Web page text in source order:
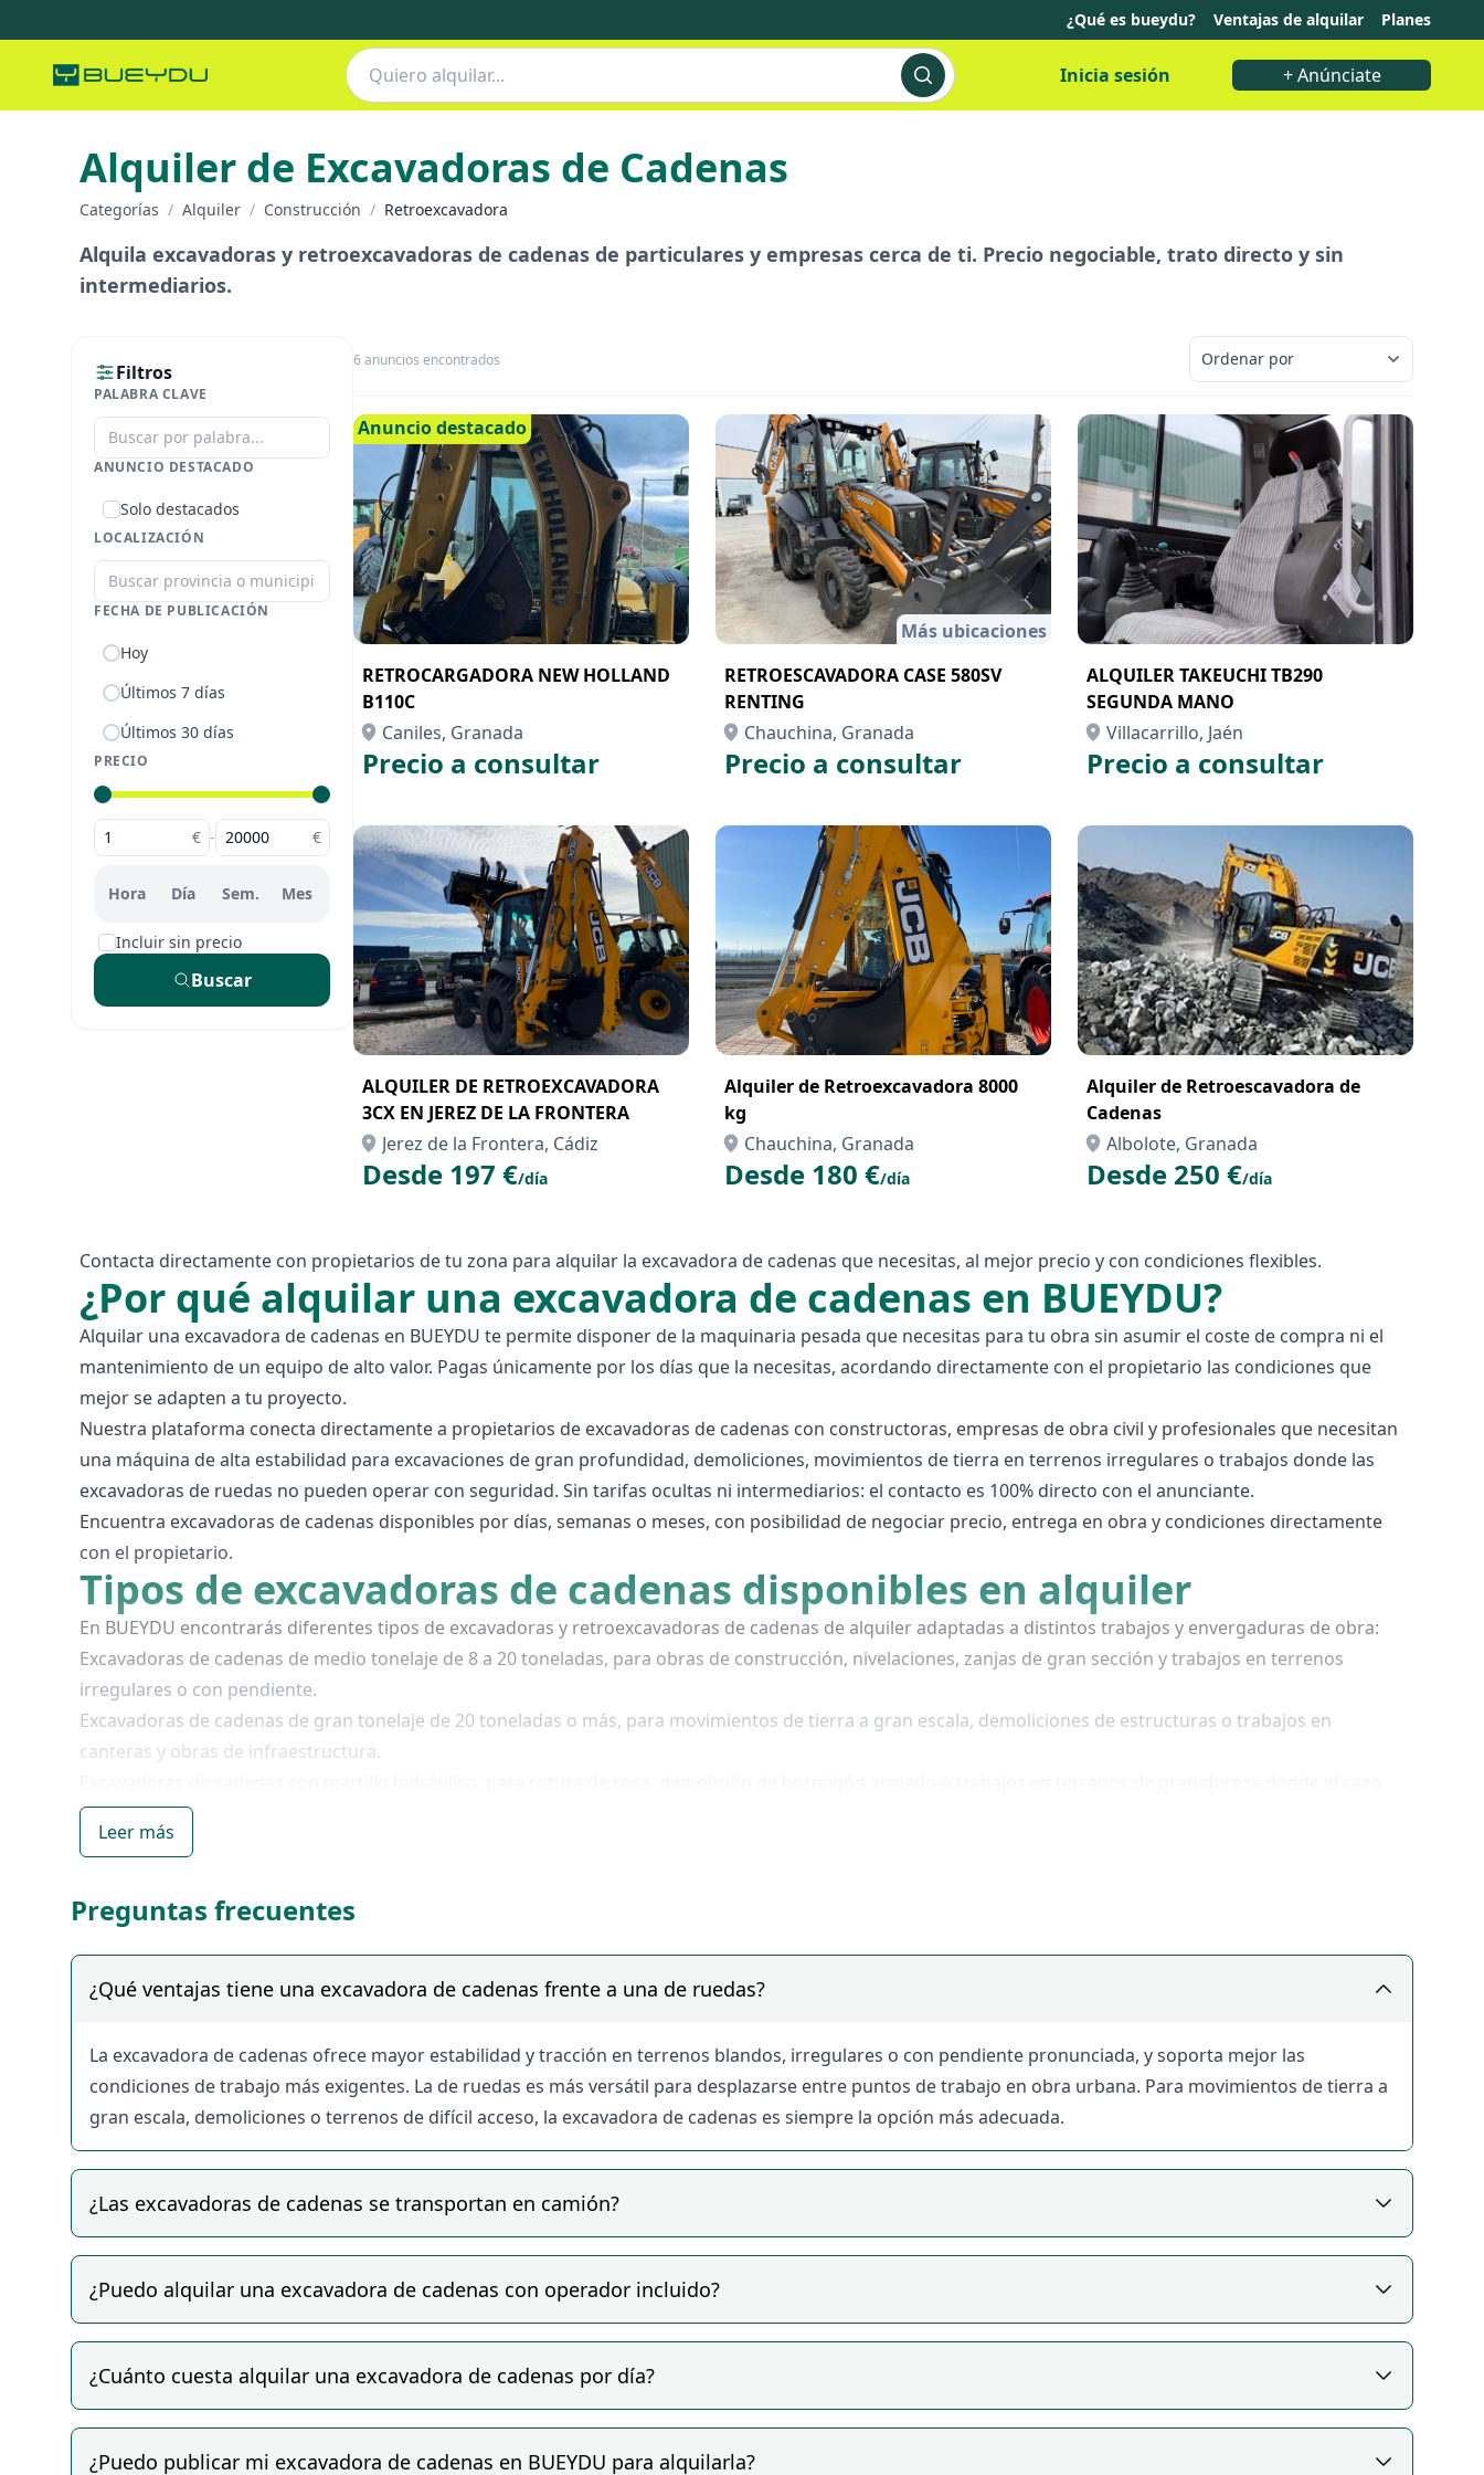
¿Qué es bueydu? Ventajas de alquilar Planes
Inicia sesión + Anúnciate
Alquiler de Excavadoras de Cadenas
Categorías / Alquiler / Construcción / Retroexcavadora
Alquila excavadoras y retroexcavadoras de cadenas de particulares y empresas cerca de ti. Precio negociable, trato directo y sin
intermediarios.
Filtros
PALABRA CLAVE
ANUNCIO DESTACADO
Solo destacados
LOCALIZACIÓN
FECHA DE PUBLICACIÓN
Hoy
Últimos 7 días
Últimos 30 días
PRECIO
€ - €
Hora Día Sem. Mes
Incluir sin precio
Buscar
6anuncios encontrados
Anuncio destacado
RETROCARGADORA NEW HOLLAND
B110C
Caniles, Granada
Precio a consultar
Más ubicaciones
RETROESCAVADORA CASE 580SV
RENTING
Chauchina, Granada
Precio a consultar
ALQUILER TAKEUCHI TB290
SEGUNDA MANO
Villacarrillo, Jaén
Precio a consultar
ALQUILER DE RETROEXCAVADORA
3CX EN JEREZ DE LA FRONTERA
Jerez de la Frontera, Cádiz
Desde 197 €/día
Alquiler de Retroexcavadora 8000
kg
Chauchina, Granada
Desde 180 €/día
Alquiler de Retroescavadora de
Cadenas
Albolote, Granada
Desde 250 €/día
Contacta directamente con propietarios de tu zona para alquilar la excavadora de cadenas que necesitas, al mejor precio y con condiciones flexibles.
¿Por qué alquilar una excavadora de cadenas en BUEYDU?
Alquilar una excavadora de cadenas en BUEYDU te permite disponer de la maquinaria pesada que necesitas para tu obra sin asumir el coste de compra ni el
mantenimiento de un equipo de alto valor. Pagas únicamente por los días que la necesitas, acordando directamente con el propietario las condiciones que
mejor se adapten a tu proyecto.
Nuestra plataforma conecta directamente a propietarios de excavadoras de cadenas con constructoras, empresas de obra civil y profesionales que necesitan
una máquina de alta estabilidad para excavaciones de gran profundidad, demoliciones, movimientos de tierra en terrenos irregulares o trabajos donde las
excavadoras de ruedas no pueden operar con seguridad. Sin tarifas ocultas ni intermediarios: el contacto es 100% directo con el anunciante.
Encuentra excavadoras de cadenas disponibles por días, semanas o meses, con posibilidad de negociar precio, entrega en obra y condiciones directamente
con el propietario.
Tipos de excavadoras de cadenas disponibles en alquiler
En BUEYDU encontrarás diferentes tipos de excavadoras y retroexcavadoras de cadenas de alquiler adaptadas a distintos trabajos y envergaduras de obra:
Excavadoras de cadenas de medio tonelaje de 8 a 20 toneladas, para obras de construcción, nivelaciones, zanjas de gran sección y trabajos en terrenos
irregulares o con pendiente.
Excavadoras de cadenas de gran tonelaje de 20 toneladas o más, para movimientos de tierra a gran escala, demoliciones de estructuras o trabajos en
canteras y obras de infraestructura.
convencional no es suficiente.
Tractores de orugas y bulldozers, para empuje de tierra, nivelación de grandes superficies o apertura de caminos en terrenos sin acceso previo.
elegir la opción más adecuada a tu obra y terreno.
Seguridad, normativa y servicios incluidos
Aunque BUEYDU no garantiza directamente el cumplimiento de normativa o seguros, la mayoría de los propietarios incluyen el equipo en correcto estado de
Verifica siempre el estado del equipo, la documentación técnica, el seguro incluido y las condiciones de transporte con el propietario antes de cerrar el
acuerdo. Las excavadoras de cadenas requieren transporte en camión plataforma — consulta siempre si el propietario incluye el transporte en el precio o si
corre a cargo del arrendatario.
Leer más
Preguntas frecuentes
¿Qué ventajas tiene una excavadora de cadenas frente a una de ruedas?
La excavadora de cadenas ofrece mayor estabilidad y tracción en terrenos blandos, irregulares o con pendiente pronunciada, y soporta mejor las
condiciones de trabajo más exigentes. La de ruedas es más versátil para desplazarse entre puntos de trabajo en obra urbana. Para movimientos de tierra a
gran escala, demoliciones o terrenos de difícil acceso, la excavadora de cadenas es siempre la opción más adecuada.
¿Las excavadoras de cadenas se transportan en camión?
¿Puedo alquilar una excavadora de cadenas con operador incluido?
¿Cuánto cuesta alquilar una excavadora de cadenas por día?
¿Puedo publicar mi excavadora de cadenas en BUEYDU para alquilarla?